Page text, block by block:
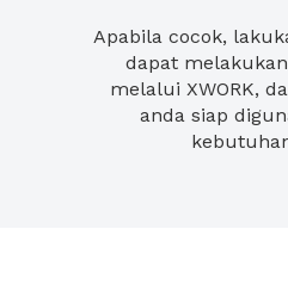
Apabila cocok,
dapat
melalui XWORK,
anda siap